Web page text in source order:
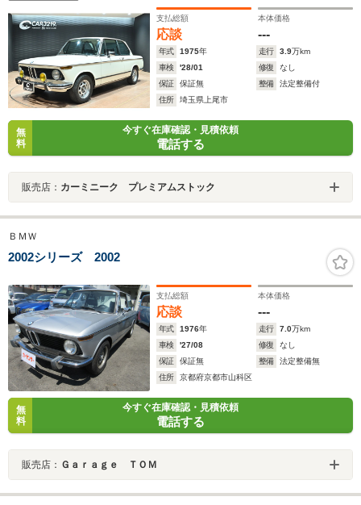
支払総額
応談
本体価格
---
年式 1975年 走行 3.9万km
車検
'28/01 修復
なし
保証
保証無 整備
法定整備付
住所
埼玉県上尾市
無
料
今すぐ在庫確認・見積依頼
電話する
販売店： カーミニーク プレミアムストック
ＢＭＷ
2002シリーズ 2002
支払総額
応談
本体価格
---
年式 1976年 走行 7.0万km
車検
'27/08 修復
なし
保証
保証無 整備
法定整備無
住所
京都府京都市山科区
無
料
今すぐ在庫確認・見積依頼
電話する
販売店： Ｇａｒａｇｅ ＴＯＭ